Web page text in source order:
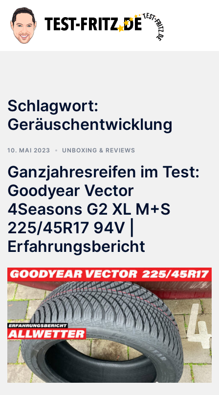
Inhalt
springen
Schlagwort:
Geräuschentwicklung
10. MAI 2023 UNBOXING & REVIEWS
Ganzjahresreifen im Test:
Goodyear Vector
4Seasons G2 XL M+S
225/45R17 94V |
Erfahrungsbericht